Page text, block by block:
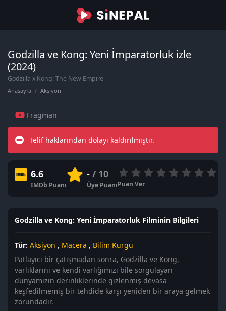
Godzilla ve Kong: Yeni İmparatorluk izle
(2024)
Godzilla x Kong: The New Empire
Anasayfa Aksiyon
Fragman
Telif haklarından dolayı kaldırılmıştır.
6.6
IMDb Puanı
-/ 10
Üye PuanıPuan Ver
Godzilla ve Kong: Yeni İmparatorluk Filminin Bilgileri
Tür: Aksiyon , Macera , Bilim Kurgu
Patlayıcı bir çatışmadan sonra, Godzilla ve Kong,
varlıklarını ve kendi varlığımızı bile sorgulayan
dünyamızın derinliklerinde gizlenmiş devasa
keşfedilmemiş bir tehdide karşı yeniden bir araya gelmek
zorundadır.